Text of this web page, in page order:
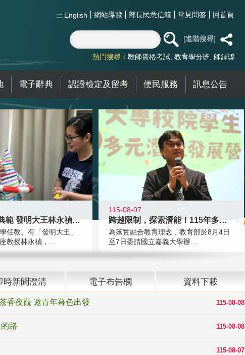
::: English 網站導覽 部長民意信箱 常見問答 回首頁
進階搜尋
熱門搜尋： 教師資格考試 教育學分班 師鐸獎
電子辭典 認證檢定及留考 便民服務 訊息公告
教育家人物典範 發明大王林永禎教授
任教、有「發明大王」
教授林永禎，...
115-08-07
跨越限制，探索潛能！115年多元潛
為落實融合教育理念，教育部於8月4日
至7日委請國立嘉義大學辦...
時新聞澄清 電子布告欄 資料下載
115-08-08
香夜觀 邀青年暮色出發
115-08-08
路
115-08-07